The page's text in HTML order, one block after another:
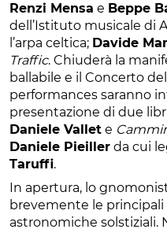
Renzi Mensa e Beppe
dell’Istituto musicale di
l’arpa celtica; Davide
Traffic. Chiuderà la
ballabile e il Concerto
performances saranno
presentazione di due
Daniele Vallet e
Daniele Pieiller da cui
Taruffi.
In apertura, lo
brevemente le
astronomiche solstiziali.